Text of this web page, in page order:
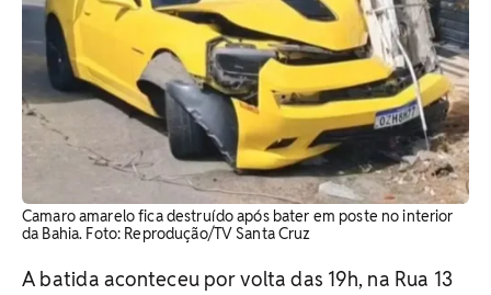
Camaro amarelo fica destruído após bater em poste no interior
da Bahia. Foto: Reprodução/TV Santa Cruz
A batida aconteceu por volta das 19h, na Rua 13